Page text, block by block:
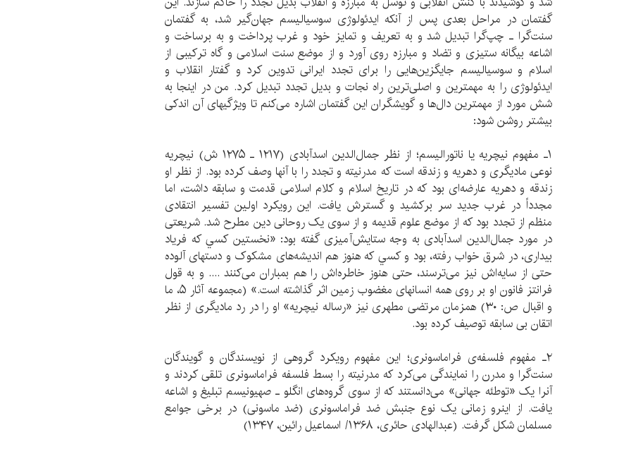
گفتمان در مراحل بعدی پس از آنکه ایدئولوژی سوسیالیسم جهان‌گیر شد، به گفتمان
سنت‌گرا ـ چپ‌گرا تبدیل شد و به تعریف و تمایز خود و غرب پرداخت و به برساخت و
اشاعه بیگانه ستیزی و تضاد و مبارزه روی آورد و از موضع سنت اسلامی و گاه ترکیبی از
اسلام و سوسیالیسم جایگزین‌هایی را برای تجدد ایرانی تدوین کرد و گفتار انقلاب و
ایدئولوژی را به مهمترین و اصلی‌ترین راه نجات و بدیل تجدد تبدیل کرد. من در اینجا به
شش مورد از مهمترین دال‌ها و گویشگران این گفتمان اشاره می‌کنم تا ویژگیهای آن اندکی
بیشتر روشن شود:
۱ـ مفهوم نیچریه یا ناتورالیسم؛ از نظر جمال‌الدین اسدآبادی (۱۲۱۷ ـ ۱۲۷۵ ش) نیچریه
نوعی مادیگری و دهریه و زندقه است که مدرنیته و تجدد را با آنها وصف کرده بود. از نظر او
زندقه و دهریه عارضه‌ای بود که در تاریخ اسلام و کلام اسلامی قدمت و سابقه داشت، اما
مجدداً در غرب جدید سر برکشید و گسترش یافت. این رویکرد اولین تفسیر انتقادی
منظم از تجدد بود که از موضع علوم قدیمه و از سوی یک روحانی دین مطرح شد. شریعتی
در مورد جمال‌الدین اسدآبادی به وجه ستایش‌آمیزی گفته بود: «نخستين کسي که فرياد
بيداری، در شرق خواب رفته، بود و کسي که هنوز هم انديشه‌های مشکوک و دستهای آلوده
حتی از سایه‌اش نیز می‌ترسند، حتی هنوز خاطره‌اش را هم بمباران می‌کنند .... و به قول
فرانتز فانون او بر روی همه انسانهای مغضوب زمین اثر گذاشته است.» (مجموعه آثار ۵، ما
و اقبال ص: ۳۰) همزمان مرتضی مطهری نیز «رساله نیچریه» او را در رد مادیگری از نظر
اتقان بی سابقه توصیف کرده بود.
۲ـ مفهوم فلسفه‌ی فراماسونری؛ این مفهوم رویکرد گروهی از نویسندگان و گویندگان
سنت‌گرا و مدرن را نمایندگی می‌کرد که مدرنیته را بسط فلسفه فراماسونری تلقی ‌کردند و
آنرا یک «توطئه جهانی» می‌دانستند که از سوی گروه‌های انگلو ـ صهیونیسم تبلیغ و اشاعه
یافت. از اینرو زمانی یک نوع جنبش ضد فراماسونری (ضد ماسونی) در برخی جوامع
مسلمان شکل گرفت. (عبدالهادی حائری، ۱۳۶۸/ اسماعیل رائین، ۱۳۴۷)